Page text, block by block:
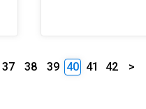
37 38 39 40 41 42 >